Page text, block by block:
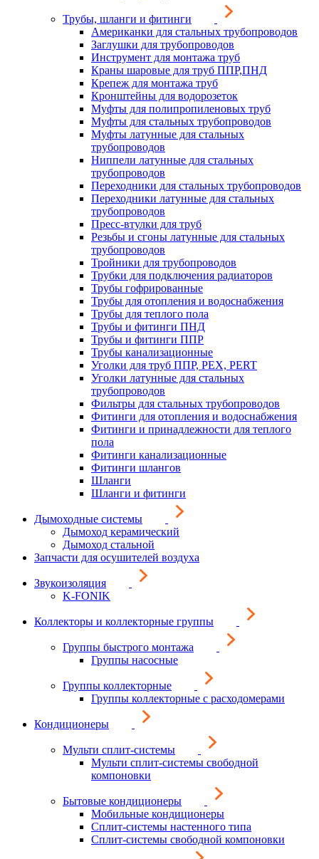
Трубы, шланги и фитинги
Американки для стальных трубопроводов
Заглушки для трубопроводов
Инструмент для монтажа труб
Краны шаровые для труб ППР,ПНД
Крепеж для монтажа труб
Кронштейны для водорозеток
Муфты для полипропиленовых труб
Муфты для стальных трубопроводов
Муфты латунные для стальных
трубопроводов
Ниппели латунные для стальных
трубопроводов
Переходники для стальных трубопроводов
Переходники латунные для стальных
трубопроводов
Пресс-втулки для труб
Резьбы и сгоны латунные для стальных
трубопроводов
Тройники для трубопроводов
Трубки для подключения радиаторов
Трубы гофрированные
Трубы для отопления и водоснабжения
Трубы для теплого пола
Трубы и фитинги ПНД
Трубы и фитинги ППР
Трубы канализационные
Уголки для труб ППР, PEX, PERT
Уголки латунные для стальных
трубопроводов
Фильтры для стальных трубопроводов
Фитинги для отопления и водоснабжения
Фитинги и принадлежности для теплого
пола
Фитинги канализационные
Фитинги шлангов
Шланги
Шланги и фитинги
Дымоходные системы
Дымоход керамический
Дымоход стальной
Запчасти для осушителей воздуха
Звукоизоляция
K-FONIK
Коллекторы и коллекторные группы
Группы быстрого монтажа
Группы насосные
Группы коллекторные
Группы коллекторные с расходомерами
Кондиционеры
Мульти сплит-системы
Мульти сплит-системы свободной
компоновки
Бытовые кондиционеры
Мобильные кондиционеры
Сплит-системы настенного типа
Сплит-системы свободной компоновки